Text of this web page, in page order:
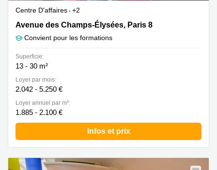
Centre D'affaires
+2
Avenue des Champs-Élysées 39, Paris 8
Avenue des Champs-Élysées, Paris 8
Convient pour les formations
Superficie:
13 - 30 m²
Loyer par mois:
2.042 - 5.250 €
Loyer annuel par m²:
1.885 - 2.100 €
Infos et prix